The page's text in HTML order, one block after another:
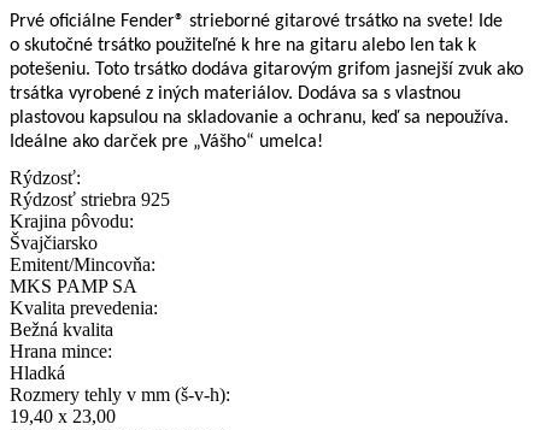
Prvé oficiálne Fender® strieborné gitarové trsátko na svete! Ide
o skutočné trsátko použiteľné k hre na gitaru alebo len tak k
potešeniu. Toto trsátko dodáva gitarovým grifom jasnejší zvuk ako
trsátka vyrobené z iných materiálov. Dodáva sa s vlastnou
plastovou kapsulou na skladovanie a ochranu, keď sa nepoužíva.
Ideálne ako darček pre „Vášho“ umelca!
Rýdzosť:
Rýdzosť striebra 925
Krajina pôvodu:
Švajčiarsko
Emitent/Mincovňa:
MKS PAMP SA
Kvalita prevedenia:
Bežná kvalita
Hrana mince:
Hladká
Rozmery tehly v mm (š-v-h):
19,40 x 23,00